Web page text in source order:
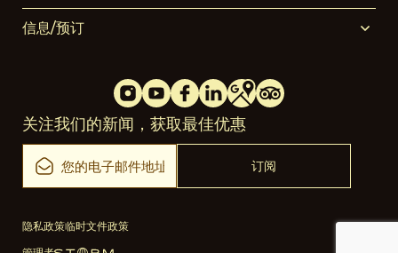
信息/预订
关注我们的新闻，获取最佳优惠
隐私政策临时文件政策